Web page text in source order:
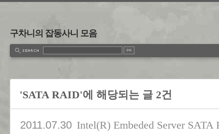
구차니의 잡동사니 모음
'SATA RAID'에 해당되는 글 2건
2011.07.30 Intel(R) Embeded Server SATA